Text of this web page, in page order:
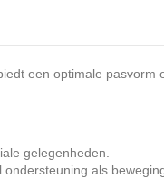
een optimale pasvorm
gelegenheden.
als